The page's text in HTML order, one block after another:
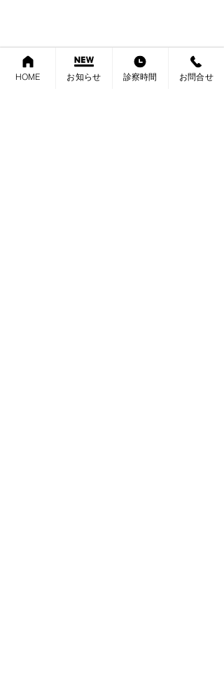
院長ブログ
HOME お知らせ 診察時間 お問合せ